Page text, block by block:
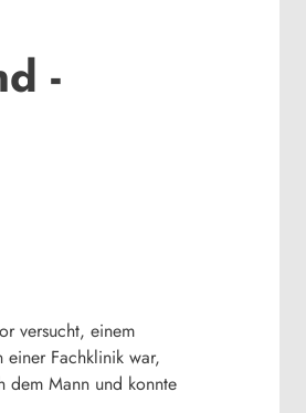
-
versucht, einem
Fachklinik war,
dem Mann und konnte